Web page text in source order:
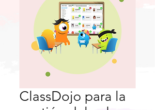
ClassDojo para la